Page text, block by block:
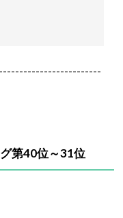
第40位～31位